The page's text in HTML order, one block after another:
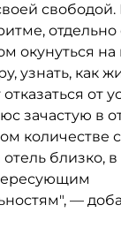
отдельно
окунуться
узнать, как
от
зачастую в
количестве
близко,
—